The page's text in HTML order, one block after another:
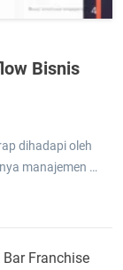
Bisnis
dihadapi oleh
manajemen …
Franchise